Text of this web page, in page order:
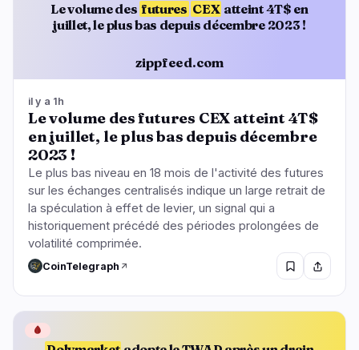
Le volume des futures CEX atteint 4T$ en
juillet, le plus bas depuis décembre 2023 !
zippfeed.com
il y a 1h
Le volume des futures CEX atteint 4T$
en juillet, le plus bas depuis décembre
2023 !
Le plus bas niveau en 18 mois de l'activité des futures
sur les échanges centralisés indique un large retrait de
la spéculation à effet de levier, un signal qui a
historiquement précédé des périodes prolongées de
volatilité comprimée.
CoinTelegraph
🩸